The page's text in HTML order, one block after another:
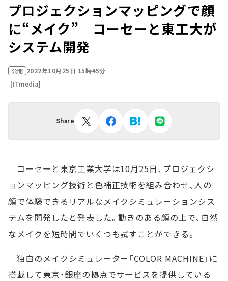
プロジェクションマッピングで顔
に“メイク” コーセーと東工大が
システム開発
公開 2022年10月25日 15時45分
[ITmedia]
Share
コーセーと東京工業大学は10月25日、プロジェクシ
ョンマッピング技術と色補正技術を組み合わせ、人の
顔で体験できるリアルなメイクシミュレーションシス
テムを開発したと発表した。動きのある顔の上で、自然
なメイクを短時間でいくつも試すことができる。
独自のメイクシミュレーター「COLOR MACHINE」に
搭載して東京・銀座の拠点でサービスを提供している